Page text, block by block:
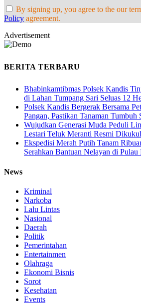
By signing up, you agree to the our
Policy agreement.
Advertisement
BERITA TERBARU
Bhabinkamtibmas Polsek Kandis
di Lahan Tumpang Sari Seluas 12
Polsek Kandis Bergerak Bersama
Pangan, Pastikan Tanaman Tumbuh
Wujudkan Generasi Muda Peduli
Lestari Teluk Meranti Resmi
Ekspedisi Merah Putih Tanam
Serahkan Bantuan Nelayan di Pulau
News
Kriminal
Narkoba
Lalu Lintas
Nasional
Daerah
Politik
Pemerintahan
Entertainmen
Olahraga
Ekonomi Bisnis
Sorot
Kesehatan
Events